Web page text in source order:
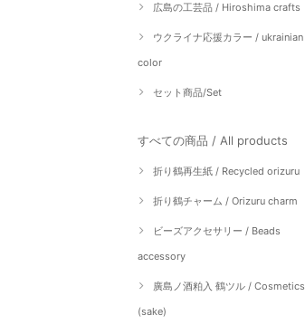
広島の工芸品 / Hiroshima crafts
ウクライナ応援カラー / ukrainian
color
セット商品/Set
すべての商品 / All products
折り鶴再生紙 / Recycled orizuru
折り鶴チャーム / Orizuru charm
ビーズアクセサリー / Beads
accessory
廣島ノ酒粕入 鶴ツル / Cosmetics
(sake)